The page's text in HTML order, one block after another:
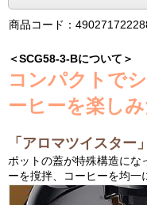
商品コード：
＜SCG58-3-Bについて＞
コンパクトで
ーヒーを楽しみ
「アロマツイスター」
ポットの蓋が特殊構造にな
ーを撹拌、コーヒーを均一